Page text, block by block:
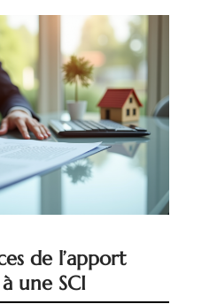
de l’apport
une SCI